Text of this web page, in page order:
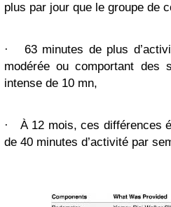
plus par jour que le groupe de
·
63 minutes de plus
modérée ou comportant des
intense de 10 mn,
·
À 12 mois, ces différences
de 40 minutes d’activité par